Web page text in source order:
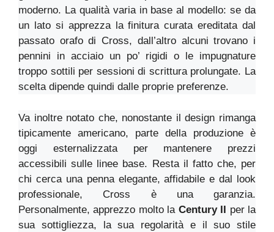
moderno. La qualità varia in base al modello: se da
un lato si apprezza la finitura curata ereditata dal
passato orafo di Cross, dall’altro alcuni trovano i
pennini in acciaio un po’ rigidi o le impugnature
troppo sottili per sessioni di scrittura prolungate. La
scelta dipende quindi dalle proprie preferenze.
Va inoltre notato che, nonostante il design rimanga
tipicamente americano, parte della produzione è
oggi esternalizzata per mantenere prezzi
accessibili sulle linee base. Resta il fatto che, per
chi cerca una penna elegante, affidabile e dal look
professionale, Cross è una garanzia.
Personalmente, apprezzo molto la Century II per la
sua sottigliezza, la sua regolarità e il suo stile